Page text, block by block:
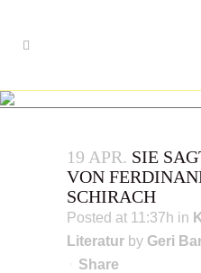
19 APR. SIE
VON
SCHIRACH
Posted at 11:37h in
Literatur by Geri
Share